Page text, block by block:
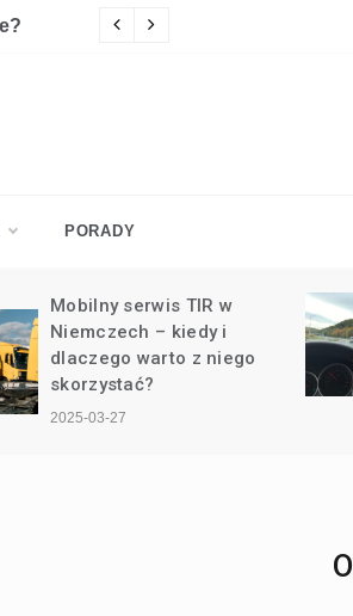
Jak Obliczyć
PORADY
Spalanie BMW E46 2.0
Benzyna – Sprawdź Teraz!
2025-03-07